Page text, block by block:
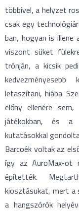
többivel, a helyzet
csak egy
ban, hogyan is illene
viszont süket
trónján, a kicsik
letaszítani, hiába.
előny ellenére
játékokban, és a
kutatásokkal
Barcoék voltak az
így az AuroMax-ot
építették.
kiosztásukat, mert a
a hangszórók